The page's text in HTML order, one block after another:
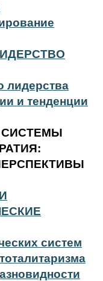
лидерства
и тенденции
СИСТЕМЫ
систем